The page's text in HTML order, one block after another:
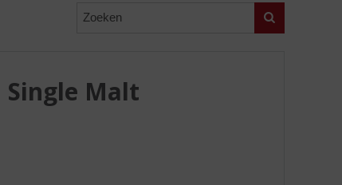
Zoeken
Single Malt